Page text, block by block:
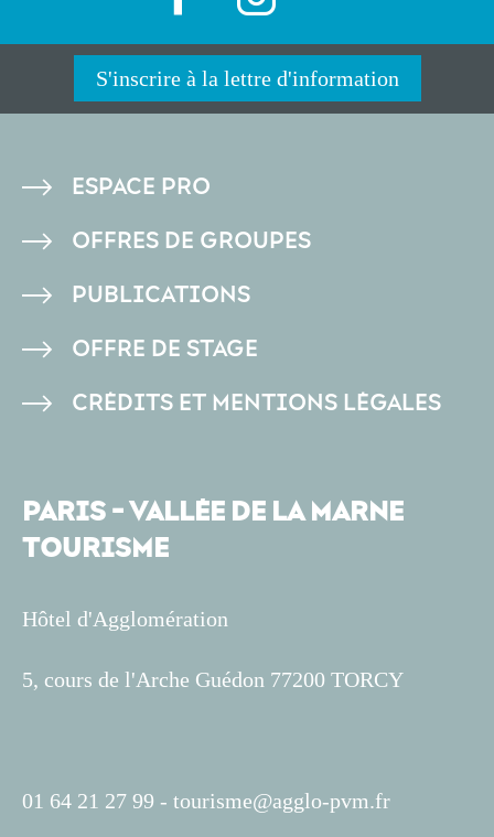
S'inscrire à la lettre d'information
PIED
DE
ESPACE PRO
OFFRES DE GROUPES
PUBLICATIONS
OFFRE DE STAGE
CRÉDITS ET MENTIONS LÉGALES
PARIS - VALLÉE DE LA MARNE
TOURISME
Hôtel d'Agglomération
5, cours de l'Arche Guédon 77200 TORCY
01 64 21 27 99 - tourisme@agglo-pvm.fr